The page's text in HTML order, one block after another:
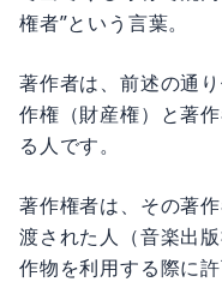
権者”という言葉。
著作者は、前述の通
作権（財産権）と著
る人です。
著作権者は、その著
渡された人（音楽出
作物を利用する際に